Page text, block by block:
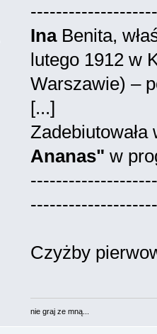
InaBenita,
lutego 1912 w
Warszawie) –
[...]
Ananas" w
Czyżby
nie graj ze mną...